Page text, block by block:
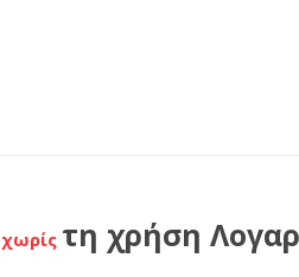
χωρίς τη χρήση